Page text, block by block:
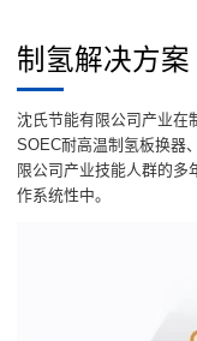
制氢解决方案
沈氏节能有限公司产业在
SOEC耐高温制氢板换器
限公司产业技能人群的多
作系统性中。